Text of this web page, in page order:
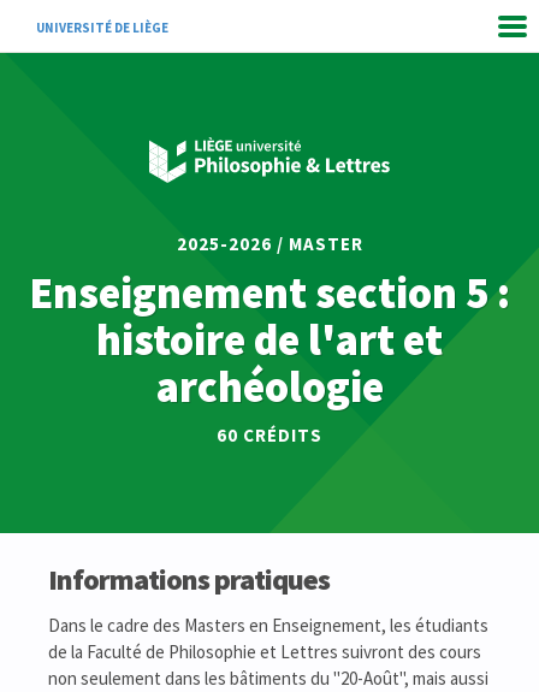
UNIVERSITÉ DE LIÈGE
2025-2026 / MASTER
Enseignement section 5 :
histoire de l'art et
archéologie
60 CRÉDITS
Informations pratiques
Dans le cadre des Masters en Enseignement, les étudiants
de la Faculté de Philosophie et Lettres suivront des cours
non seulement dans les bâtiments du "20-Août", mais aussi